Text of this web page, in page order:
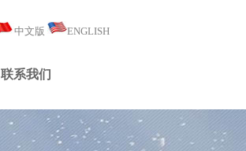
中文版 ENGLISH
联系我们